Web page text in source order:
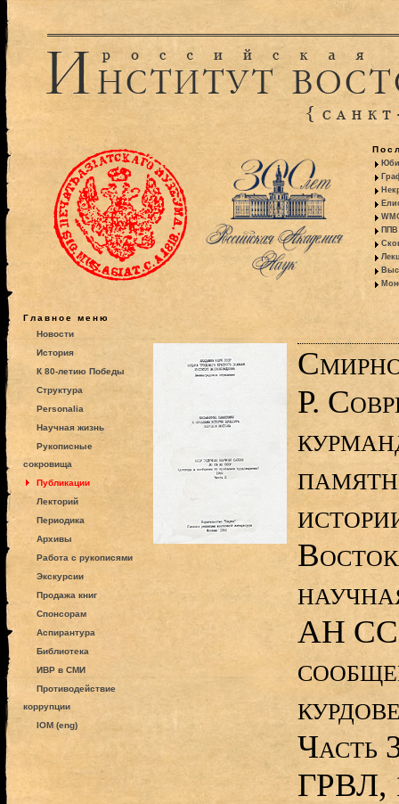
ППВ
Главное меню
Новости
История
К 80-летию Победы
Структура
Personalia
Научная жизнь
Рукописные
сокровища
Публикации
Лекторий
Периодика
Архивы
Работа с рукописями
Экскурсии
Продажа книг
Спонсорам
Аспирантура
Библиотека
ИВР в СМИ
Противодействие
коррупции
IOM (eng)
Р.
АН
Часть
ГРВЛ,